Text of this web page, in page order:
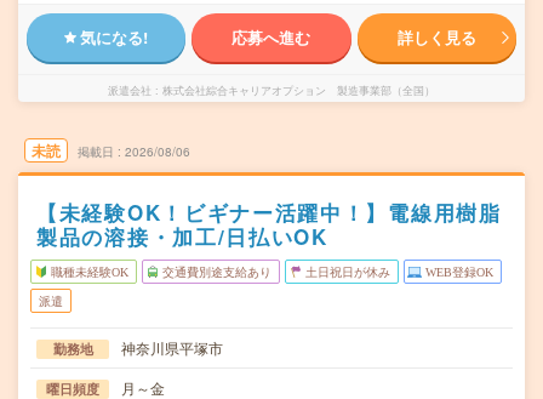
気になる! 応募へ進む 詳しく見る
派遣会社 株式会社綜合キャリアオプション 製造事業部（全国）
未読 掲載日 2026/08/06
【未経験OK！ビギナー活躍中！】電線用樹脂
製品の溶接・加工/日払いOK
職種未経験OK 交通費別途支給あり 土日祝日が休み WEB登録OK
派遣
勤務地 神奈川県平塚市
曜日頻度 月～金